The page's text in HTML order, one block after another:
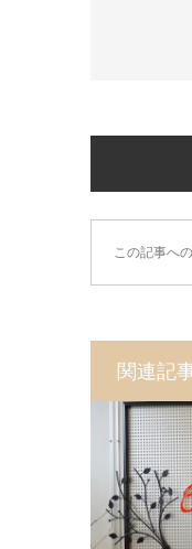
この記事へ
関連記